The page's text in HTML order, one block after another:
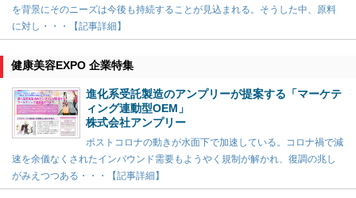
を背景にそのニーズは今後も持続することが見込まれる。そうした中、原料
に対し・・・【記事詳細】
健康美容EXPO 企業特集
進化系受託製造のアンプリーが提案する「マーケテ
ィング連動型OEM」
株式会社アンプリー
ポストコロナの動きが水面下で加速している。コロナ禍で減
速を余儀なくされたインバウンド需要もようやく規制が解かれ、復調の兆し
がみえつつある・・・【記事詳細】